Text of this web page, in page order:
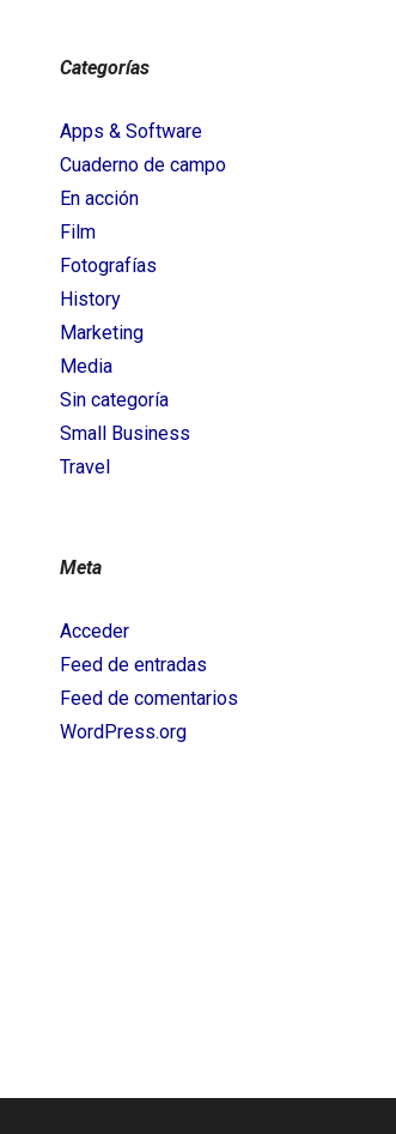
Categorías
Apps & Software
Cuaderno de campo
En acción
Film
Fotografías
History
Marketing
Media
Sin categoría
Small Business
Travel
Meta
Acceder
Feed de entradas
Feed de comentarios
WordPress.org